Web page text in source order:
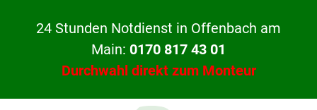
24 Stunden Notdienst in Offenbach am
Main: 0170 817 43 01
Durchwahl direkt zum Monteur